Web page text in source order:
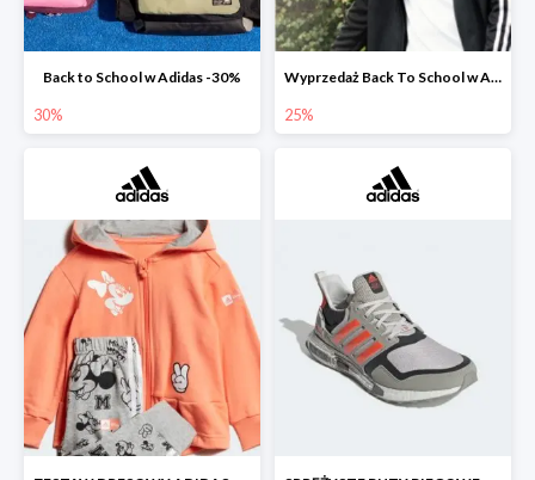
Back to School w Adidas -30%
30%
Wyprzedaż Back To School w Adidas do -25%
25%